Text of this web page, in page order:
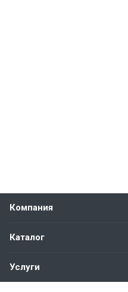
Компания
Каталог
Услуги